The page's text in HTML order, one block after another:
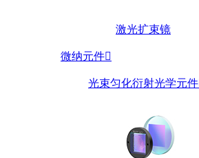
激光扩束镜
微纳元件
光束匀化衍射光学元件